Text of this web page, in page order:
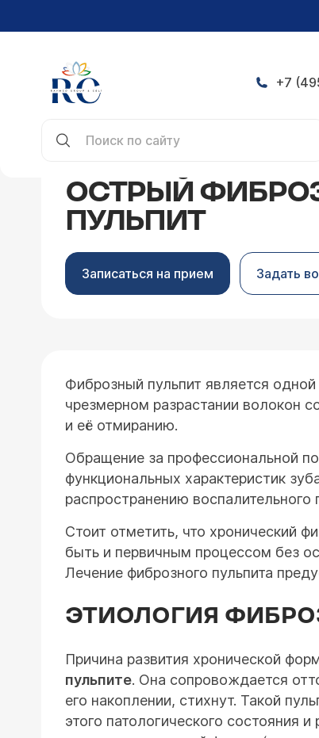
+7
ОСТРЫЙ
ПУЛЬПИТ
Записаться на прием Задать
Фиброзный пульпит является одной
чрезмерном разрастании волокон
и её отмиранию.
Обращение за профессиональной
функциональных характеристик
распространению воспалительного
Стоит отметить, что хронический
быть и первичным процессом без
Лечение фиброзного пульпита
ЭТИОЛОГИЯ
Причина развития хронической
пульпите. Она сопровождается
его накоплении, стихнут. Такой
этого патологического состояния